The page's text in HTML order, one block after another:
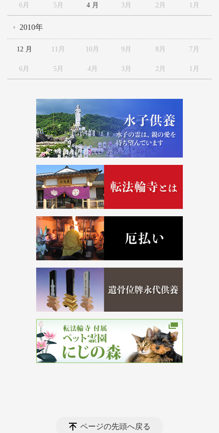
6月 5月 4 月 3月 2月 1月
2010年
12 月 11月 10月 9月 8月 7月
6月 5月 4月 3月 2月 1月
ページの先頭へ戻る